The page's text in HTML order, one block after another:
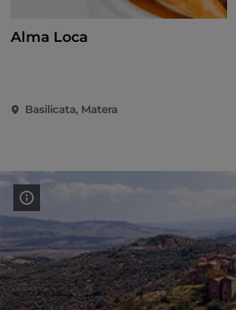
Alma Loca
Basilicata, Matera